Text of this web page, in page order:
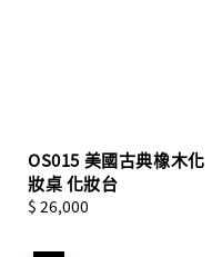
OS015 美國古典橡木化
妝桌 化妝台
Regular
$ 26,000